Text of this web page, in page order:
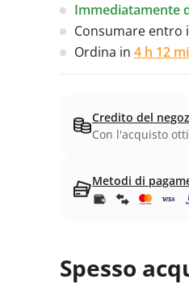
Immediatamente
Consumare entro
Ordina in 4 h 12
Credito del
Con l'acquisto
Metodi di
Spesso